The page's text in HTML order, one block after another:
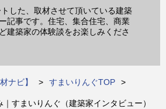
した、取材させて頂いている建築
記事です。住宅、集合住宅、商業
建築家の体験談をお楽しみくださ
ナビ】
すまいりんぐTOP
すまいりんぐ（建築家インタビュー）